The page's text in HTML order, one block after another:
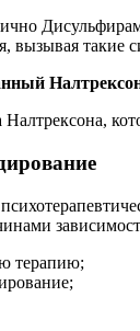
вызывая
терапию;